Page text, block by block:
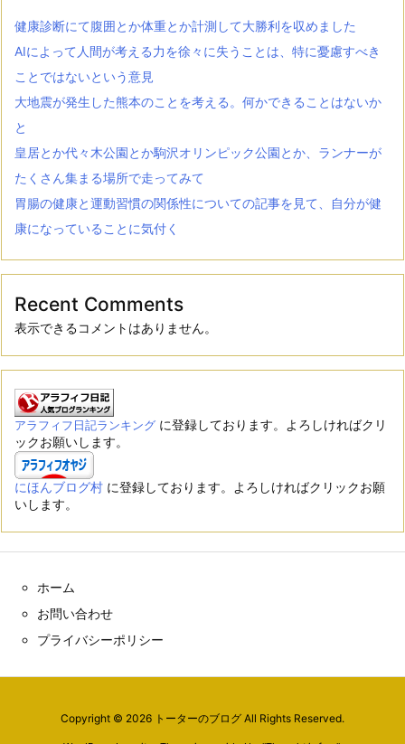
健康診断にて腹囲とか体重とか計測して大勝利を収めました
AIによって人間が考える力を徐々に失うことは、特に憂慮すべき
ことではないという意見
大地震が発生した熊本のことを考える。何かできることはないか
と
皇居とか代々木公園とか駒沢オリンピック公園とか、ランナーが
たくさん集まる場所で走ってみて
胃腸の健康と運動習慣の関係性についての記事を見て、自分が健
康になっていることに気付く
Recent Comments
表示できるコメントはありません。
アラフィフ日記ランキング に登録しております。よろしければクリ
ックお願いします。
にほんブログ村 に登録しております。よろしければクリックお願
いします。
ホーム
お問い合わせ
プライバシーポリシー
Copyright © 2026 トーターのブログ All Rights Reserved.